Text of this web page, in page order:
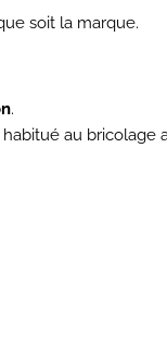
soit la marque.
.
au bricolage